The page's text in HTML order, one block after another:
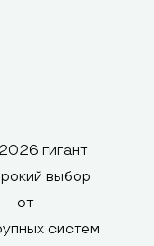
гигант
выбор
от
систем